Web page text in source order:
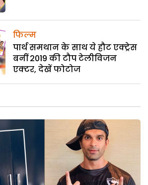
फिल्म
पार्थ समथान के साथ ये हौट एक्ट्रेस
बनीं 2019 की टौप टेलीविजन
एक्टर, देखें फोटोज